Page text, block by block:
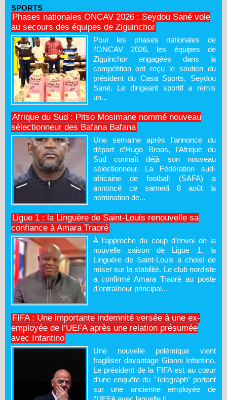
SPORTS
Phases nationales ONCAV 2026 : Seydou Sané vole
au secours des équipes de Ziguinchor
Pour les phases nationales de
l’ONCAV 2026, les équipes de
Ziguinchor engagées dans la
compétition ont reçu le soutien du
président du Casa Sports, Seydou
Sané. Le dirigeant sportif a remis
un...
Afrique du Sud : Pitso Mosimane nommé nouveau
sélectionneur des Bafana Bafana
Une semaine après l’annonce du
départ d’Hugo Broos, l’Afrique du
Sud connaît déjà son nouveau
sélectionneur. La Fédération sud-
africaine de football (SAFA) a
annoncé ce samedi 8 août la
nomination de...
Ligue 1 : la Linguère de Saint-Louis renouvelle sa
confiance à Amara Traoré
À l’approche du coup d’envoi de la
nouvelle saison de Ligue 1, la
Linguère de Saint-Louis a choisi de
miser sur la stabilité. Le club nordiste
a confirmé Amara Traoré au poste
d’entraîneur principal...
FIFA : Une importante indemnité versée à une ex-
employée de l’UEFA après une relation présumée
avec Infantino
Une nouvelle polémique vient
fragiliser davantage Gianni Infantino.
Le président de la FIFA est au cœur
d’une enquête du "Telegraph" portant
sur une ancienne employée de